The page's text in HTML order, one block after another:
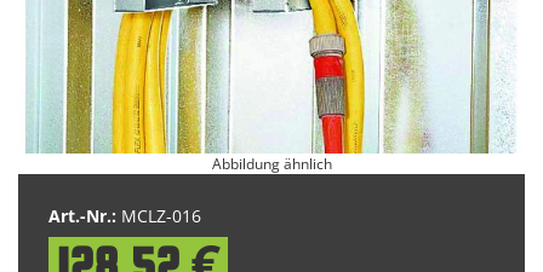
Art.-Nr.: MCLZ-016
Abbildung ähnlich
Anfang
Bildgalerie